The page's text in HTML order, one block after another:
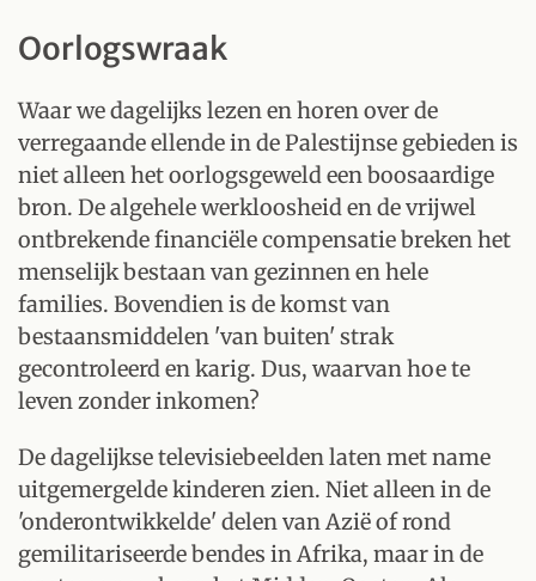
Oorlogswraak
Waar we dagelijks lezen en horen over de
verregaande ellende in de Palestijnse gebieden is
niet alleen het oorlogsgeweld een boosaardige
bron. De algehele werkloosheid en de vrijwel
ontbrekende financiële compensatie breken het
menselijk bestaan van gezinnen en hele
families. Bovendien is de komst van
bestaansmiddelen 'van buiten' strak
gecontroleerd en karig. Dus, waarvan hoe te
leven zonder inkomen?
De dagelijkse televisiebeelden laten met name
uitgemergelde kinderen zien. Niet alleen in de
'onderontwikkelde' delen van Azië of rond
gemilitariseerde bendes in Afrika, maar in de